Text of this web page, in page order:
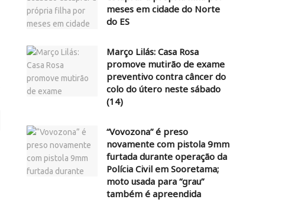
meses em cidade do Norte
do ES
Março Lilás: Casa Rosa
promove mutirão de exame
preventivo contra câncer do
colo do útero neste sábado
(14)
“Vovozona” é preso
novamente com pistola 9mm
furtada durante operação da
Polícia Civil em Sooretama;
moto usada para “grau”
também é apreendida